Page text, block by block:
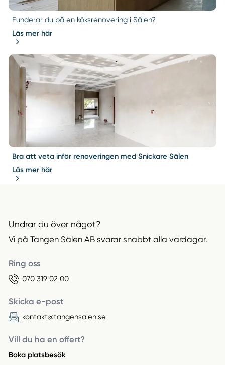
Funderar du på en köksrenovering i Sälen?
Läs mer här
Bra att veta inför renoveringen med Snickare Sälen
Läs mer här
Undrar du över något?
Vi på Tangen Sälen AB svarar snabbt alla vardagar.
Ring oss
070 319 02 00
Skicka e-post
kontakt@tangensalen.se
Vill du ha en offert?
Boka platsbesök